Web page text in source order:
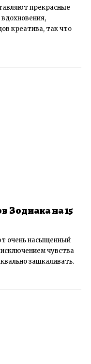
прекрасные
креатива, так что
Зодиака на 15
очень насыщенный
чувства
зашкаливать.